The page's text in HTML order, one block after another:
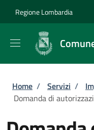
Regione Lombardia
Briciole di
Home / Servizi /
Domanda di